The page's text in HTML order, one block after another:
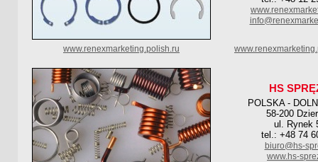
www.renexmarketing.polish.ru
HS
POLSKA -
58-200
ul. Rynek
tel.: +48 74
biuro@hs-
www.hs-